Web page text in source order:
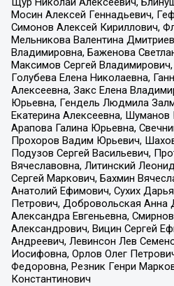
Мосин Алексей Геннадьевич,
Симонов Алексей Кириллович,
Мельникова Валентина
Владимировна, Баженова
Максимов Сергей
Голубева Елена Николаевна,
Алексеевна, Закс Елена
Юрьевна, Гендель Людмила
Екатерина Алексеевна, Шуманов
Арапова Галина Юрьевна,
Прохоров Вадим Юрьевич,
Подузов Сергей Васильевич,
Вячеславовна, Литинский
Сергей Маркович, Бахмин
Анатолий Ефимович, Сухих
Петрович, Добровольская Анна
Александра Евгеньевна,
Александрович, Вицин Сергей
Андреевич, Левинсон Лев
Иосифовна, Орлов Олег
Федоровна, Резник Генри
Константинович